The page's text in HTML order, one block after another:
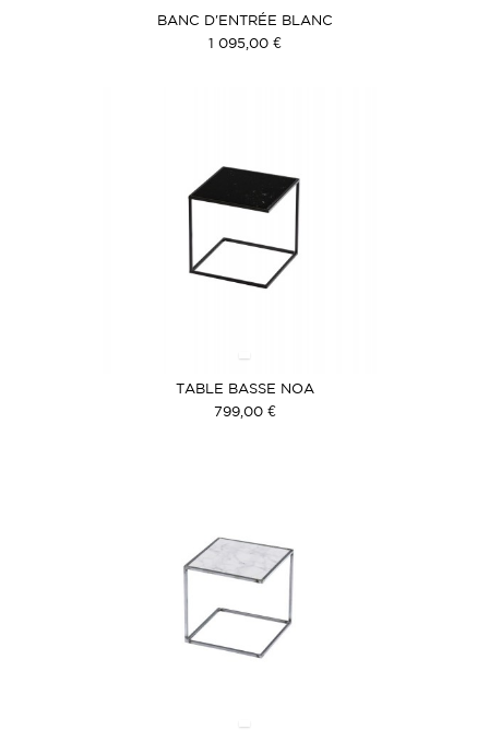
BANC D'ENTRÉE BLANC
1 095,00 €
TABLE BASSE NOA
799,00 €